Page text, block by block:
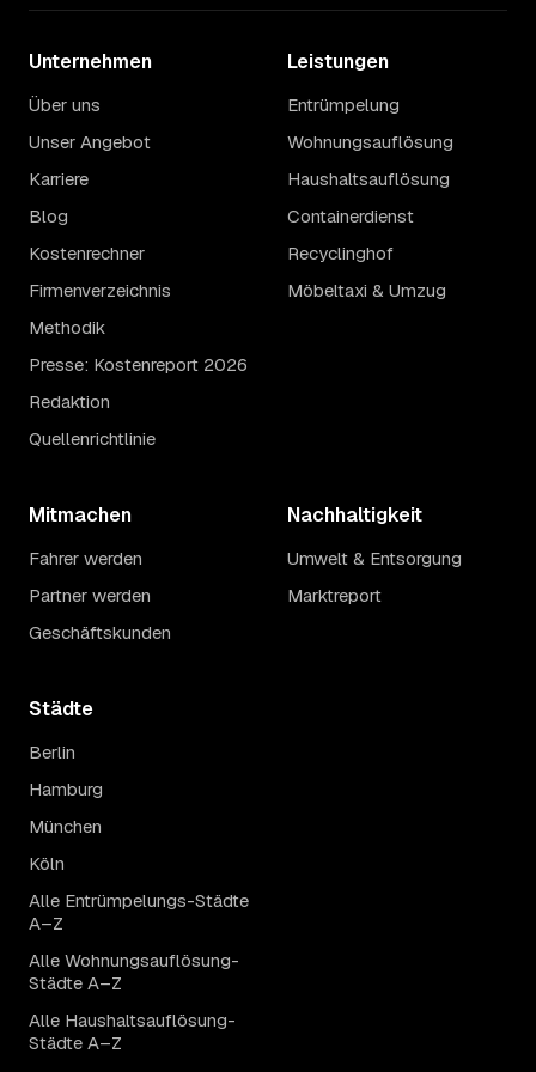
Unternehmen
Über uns
Unser Angebot
Karriere
Blog
Kostenrechner
Firmenverzeichnis
Methodik
Presse: Kostenreport 2026
Redaktion
Quellenrichtlinie
Leistungen
Entrümpelung
Wohnungsauflösung
Haushaltsauflösung
Containerdienst
Recyclinghof
Möbeltaxi & Umzug
Mitmachen
Fahrer werden
Partner werden
Geschäftskunden
Nachhaltigkeit
Umwelt & Entsorgung
Marktreport
Städte
Berlin
Hamburg
München
Köln
Alle Entrümpelungs-Städte
A–Z
Alle Wohnungsauflösung-
Städte A–Z
Alle Haushaltsauflösung-
Städte A–Z